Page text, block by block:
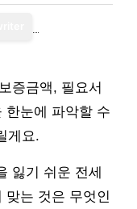
증금액, 필요서
한눈에 파악할 수
게요.
잃기 쉬운 전세
맞는 것은 무엇인